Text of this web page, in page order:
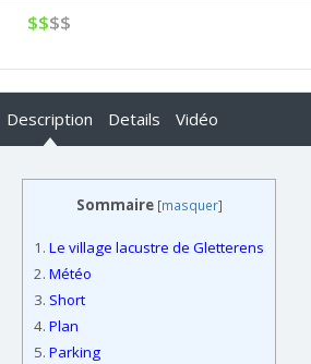
$$$$
Description Details Vidéo
Sommaire [masquer]
1. Le village lacustre de Gletterens
2. Météo
3. Short
4. Plan
5. Parking